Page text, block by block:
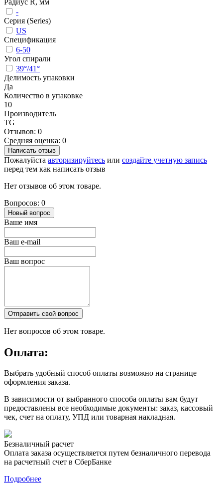
-
Серия (Series)
US
Спецификация
6-50
Угол спирали
39°/41°
Делимость упаковки
Да
Количество в упаковке
10
Производитель
TG
Отзывов: 0
Средняя оценка: 0
Написать отзыв
Пожалуйста авторизируйтесь или создайте учетную запись
перед тем как написать отзыв
Нет отзывов об этом товаре.
Вопросов: 0
Новый вопрос
Ваше имя
Ваш e-mail
Ваш вопрос
Отправить свой вопрос
Нет вопросов об этом товаре.
Оплата:
Выбрать удобный способ оплаты возможно на странице
оформления заказа.
В зависимости от выбранного способа оплаты вам будут
предоставлены все необходимые документы: заказ, кассовый
чек, счет на оплату, УПД или товарная накладная.
Безналичный расчет
Оплата заказа осуществляется путем безналичного перевода
на расчетный счет в СберБанке
Подробнее